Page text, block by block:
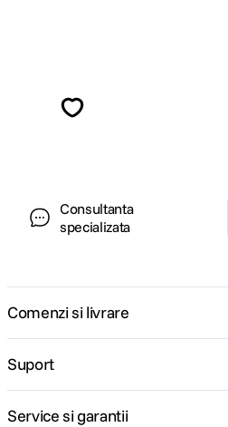
Consultanta
specializata
Comenzi si livrare
Suport
Service si garantii